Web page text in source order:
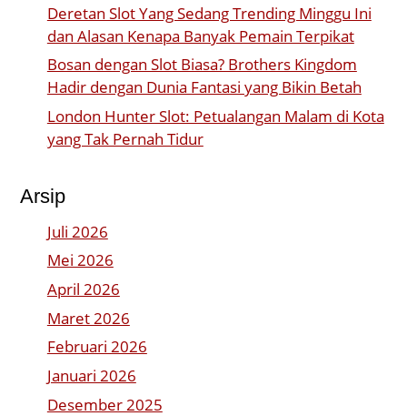
Deretan Slot Yang Sedang Trending Minggu Ini
dan Alasan Kenapa Banyak Pemain Terpikat
Bosan dengan Slot Biasa? Brothers Kingdom
Hadir dengan Dunia Fantasi yang Bikin Betah
London Hunter Slot: Petualangan Malam di Kota
yang Tak Pernah Tidur
Arsip
Juli 2026
Mei 2026
April 2026
Maret 2026
Februari 2026
Januari 2026
Desember 2025